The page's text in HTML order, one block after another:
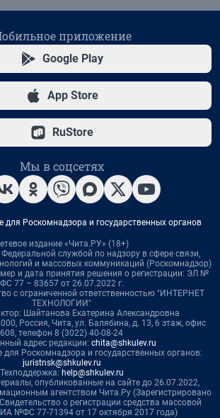
приложение
Google Play
App Store
RuStore
Мы в соцсетях
для Роскомнадзора и государственных органов
издание «Чита.РУ» (18+)
службой по надзору в сфере связи,
и массовых коммуникаций (Роскомнадзор)
и дата принятия решения о регистрации: ЭЛ №
ФС 77 – 83657 от 26.07.2022 г.
с ограниченной ответственностью "ИНТЕРНЕТ
ТЕХНОЛОГИИ"
Шайтанова Екатерина Александровна
Россия, Чита, ул. Балябина, д. 13, 6 этаж, офис
608, телефон 8 (3022) 40-08-24
адрес редакции: chita@shkulev.ru
Роскомнадзора и государственных органов:
juristnsk@shkulev.ru
Техподдержка: help@shkulev.ru
опубликованные на сайте до 26.07.2022,
агентством Чита.Ру (Зарегистрировано
о регистрации средства массовой
№ФС 77-71394 от 17 октября 2017 года)